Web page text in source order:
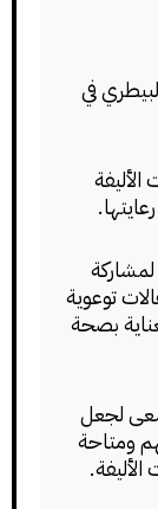
في
توعوية
بصحة
لجعل
ومتاحة